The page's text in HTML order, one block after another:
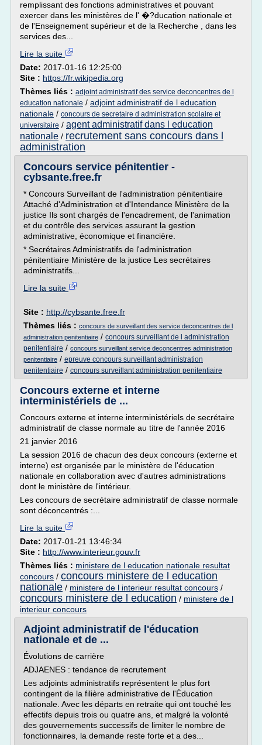
remplissant des fonctions administratives et pouvant
exercer dans les ministères de l' �?ducation nationale et
de l'Enseignement supérieur et de la Recherche , dans les
services des...
Lire la suite
Date: 2017-01-16 12:25:00
Site : https://fr.wikipedia.org
Thèmes liés : adjoint administratif des service deconcentres de l
education nationale / adjoint administratif de l education
nationale / concours de secretaire d administration scolaire et
universitaire / agent administratif dans l education
nationale / recrutement sans concours dans l
administration
Concours service pénitentier -
cybsante.free.fr
* Concours Surveillant de l'administration pénitentiaire
Attaché d'Administration et d'Intendance Ministère de la
justice Ils sont chargés de l'encadrement, de l'animation
et du contrôle des services assurant la gestion
administrative, économique et financière.
* Secrétaires Administratifs de l'administration
pénitentiaire Ministère de la justice Les secrétaires
administratifs...
Lire la suite
Site : http://cybsante.free.fr
Thèmes liés : concours de surveillant des service deconcentres de l
administration penitentiaire / concours surveillant de l administration
penitentiaire / concours surveillant service deconcentres administration
penitentiaire / epreuve concours surveillant administration
penitentiaire / concours surveillant administration penitentiaire
Concours externe et interne
interministériels de ...
Concours externe et interne interministériels de secrétaire
administratif de classe normale au titre de l'année 2016
21 janvier 2016
La session 2016 de chacun des deux concours (externe et
interne) est organisée par le ministère de l'éducation
nationale en collaboration avec d'autres administrations
dont le ministère de l'intérieur.
Les concours de secrétaire administratif de classe normale
sont déconcentrés :...
Lire la suite
Date: 2017-01-21 13:46:34
Site : http://www.interieur.gouv.fr
Thèmes liés : ministere de l education nationale resultat
concours / concours ministere de l education
nationale / ministere de l interieur resultat concours /
concours ministere de l education / ministere de l
interieur concours
Adjoint administratif de l'éducation
nationale et de ...
Évolutions de carrière
ADJAENES : tendance de recrutement
Les adjoints administratifs représentent le plus fort
contingent de la filière administrative de l'Éducation
nationale. Avec les départs en retraite qui ont touché les
effectifs depuis trois ou quatre ans, et malgré la volonté
des gouvernements successifs de limiter le nombre de
fonctionnaires, la demande reste forte et a des...